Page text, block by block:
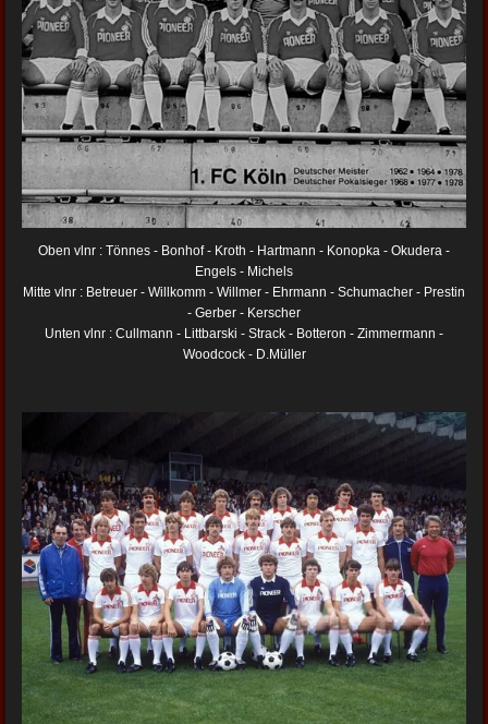
Oben vlnr : Tönnes - Bonhof - Kroth - Hartmann - Konopka - Okudera -
Engels - Michels
Mitte vlnr : Betreuer - Willkomm - Willmer - Ehrmann - Schumacher - Prestin
- Gerber - Kerscher
Unten vlnr : Cullmann - Littbarski - Strack - Botteron - Zimmermann -
Woodcock - D.Müller